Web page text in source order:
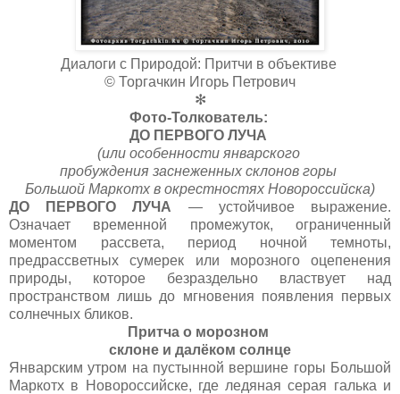
Диалоги с Природой: Притчи в объективе
© Торгачкин Игорь Петрович
✻
Фото-Толкователь:
ДО ПЕРВОГО ЛУЧА
(или особенности январского
пробуждения заснеженных склонов горы
Большой Маркотх в окрестностях Новороссийска)
ДО ПЕРВОГО ЛУЧА — устойчивое выражение.
Означает временной промежуток, ограниченный
моментом рассвета, период ночной темноты,
предрассветных сумерек или морозного оцепенения
природы, которое безраздельно властвует над
пространством лишь до мгновения появления первых
солнечных бликов.
Притча о морозном
склоне и далёком солнце
Январским утром на пустынной вершине горы Большой
Маркотх в Новороссийске, где ледяная серая галька и